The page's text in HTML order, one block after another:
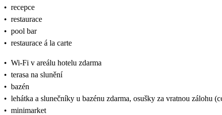
• recepce
• restaurace
• pool bar
• restaurace á la carte
• Wi-Fi v areálu hotelu zdarma
• terasa na slunění
• bazén
• lehátka a slunečníky u bazénu zdarma, osušky za vratnou zálohu
• minimarket